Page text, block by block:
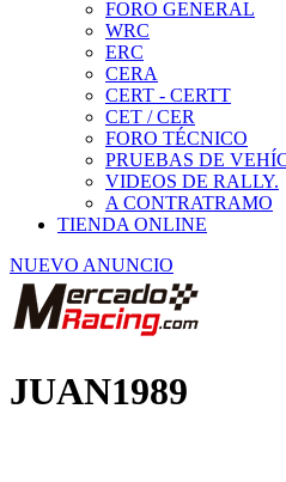
FORO GENERAL
WRC
ERC
CERA
CERT - CERTT
CET / CER
FORO TÉCNICO
PRUEBAS DE
VIDEOS DE RALLY.
A CONTRATRAMO
TIENDA ONLINE
NUEVO ANUNCIO
JUAN1989